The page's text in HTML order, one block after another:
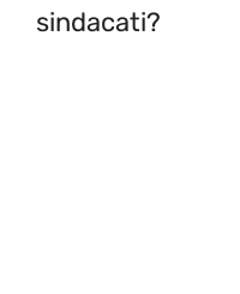
sindacati?